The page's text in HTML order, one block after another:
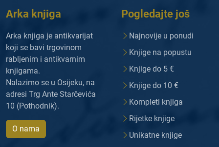
Arka knjiga
Arka knjiga je antikvarijat
koji se bavi trgovinom
rabljenim i antikvarnim
knjigama.
Nalazimo se u Osijeku, na
adresi Trg Ante Starčevića
10 (Pothodnik).
O nama
Pogledajte još
Najnovije u ponudi
Knjige na popustu
Knjige do 5 €
Knjige do 10 €
Kompleti knjiga
Rijetke knjige
Unikatne knjige